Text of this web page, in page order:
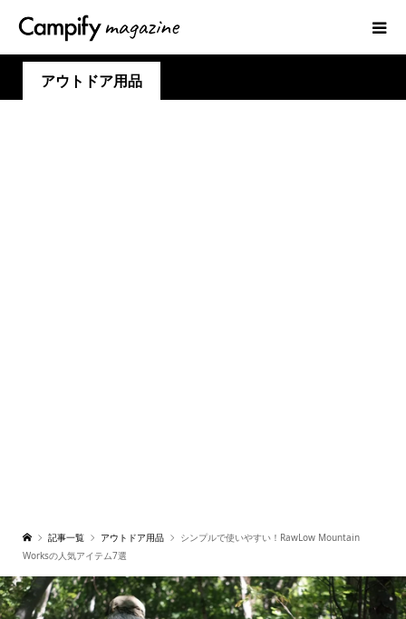
アウトドア用品
記事一覧 アウトドア用品
シンプルで使いやすい！RawLow Mountain
Worksの人気アイテム7選